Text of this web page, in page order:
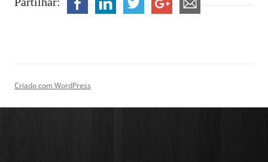
Criado com WordPress